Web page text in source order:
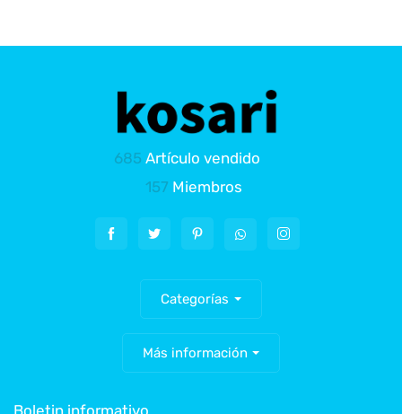
685 Artículo vendido
157 Miembros
Categorías
Más información
Boletin informativo